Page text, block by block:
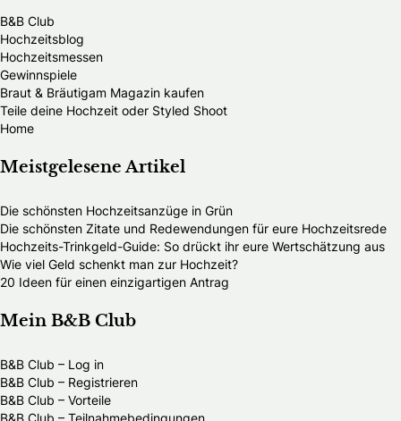
B&B Club
Hochzeitsblog
Hochzeitsmessen
Gewinnspiele
Braut & Bräutigam Magazin kaufen
Teile deine Hochzeit oder Styled Shoot
Home
Meistgelesene Artikel
Die schönsten Hochzeitsanzüge in Grün
Die schönsten Zitate und Redewendungen für eure Hochzeitsrede
Hochzeits-Trinkgeld-Guide: So drückt ihr eure Wertschätzung aus
Wie viel Geld schenkt man zur Hochzeit?
20 Ideen für einen einzigartigen Antrag
Mein B&B Club
B&B Club – Log in
B&B Club – Registrieren
B&B Club – Vorteile